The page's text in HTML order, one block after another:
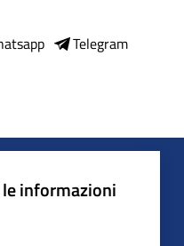
Telegram
informazioni